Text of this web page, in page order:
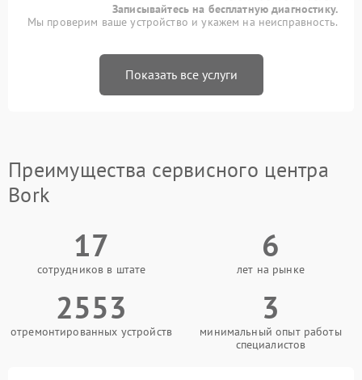
Записывайтесь на бесплатную диагностику.
Мы проверим ваше устройство и укажем на неисправность.
Показать все услуги
Преимущества сервисного центра
Bork
17
сотрудников в штате
6
лет на рынке
2553
отремонтированных устройств
3
минимальный опыт работы
специалистов